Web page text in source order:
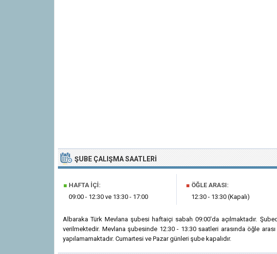
ŞUBE ÇALIŞMA SAATLERI
■ HAFTA İÇI:
09:00 - 12:30 ve 13:30 - 17:00
■ ÖĞLE ARASI:
12:30 - 13:30 (Kapalı)
Albaraka Türk Mevlana şubesi haftaiçi sabah 09:00'da açılmaktadır.
verilmektedir. Mevlana şubesinde 12:30 - 13:30 saatleri arasında öğle
yapılamamaktadır. Cumartesi ve Pazar günleri şube kapalıdır.